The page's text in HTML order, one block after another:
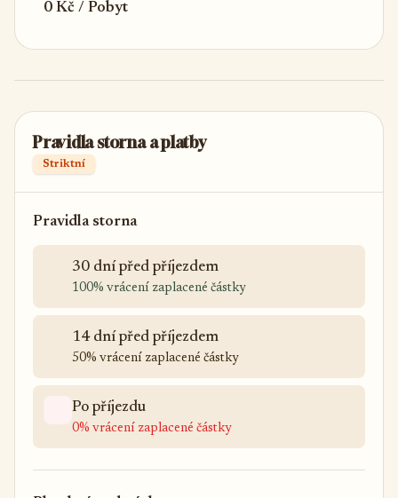
0 Kč / Pobyt
Pravidla storna a platby
Striktní
Pravidla storna
30 dní před příjezdem
100% vrácení zaplacené částky
14 dní před příjezdem
50% vrácení zaplacené částky
Po příjezdu
0% vrácení zaplacené částky